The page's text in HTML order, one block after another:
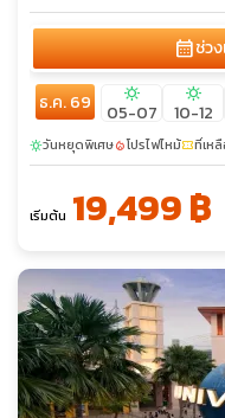
calendar_monthช่วง
ธ.ค. 69 sunny
05-07
sunny
10-12
sunnyวันหยุดพิเศษlocal_fire_departmentโปรไฟไหม้confirmation_numberที่เห
เริ่มต้น 19,499 ฿